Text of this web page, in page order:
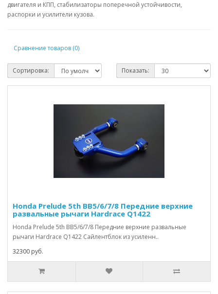
двигателя и КПП, стабилизаторы поперечной устойчивости,
распорки и усилители кузова.
Сравнение товаров (0)
Сортировка: Показать:
Honda Prelude 5th BB5/6/7/8 Передние верхние
развальные рычаги Hardrace Q1422
Honda Prelude 5th BB5/6/7/8 Передние верхние развальные
рычаги Hardrace Q1422 Сайлентблок из усиленн..
32300 руб.